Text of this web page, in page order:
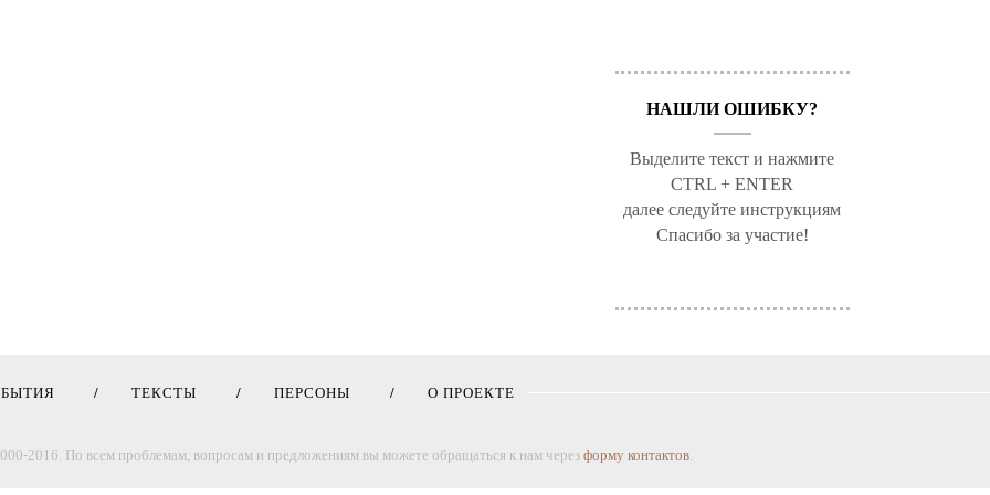
НАШЛИ ОШИБКУ?
Выделите текст и нажмите
CTRL + ENTER
далее следуйте инструкциям
Спасибо за участие!
ТЕКСТЫ ПЕРСОНЫ О ПРОЕКТЕ
2016. По всем проблемам, вопросам и предложениям вы можете обращаться к нам через форму контактов